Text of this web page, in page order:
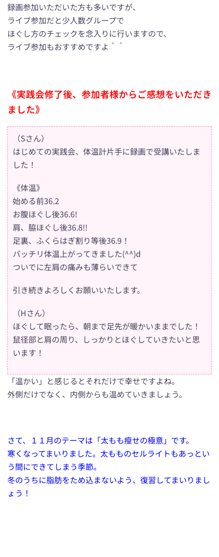
録画参加いただいた方も多いですが、
ライブ参加だと少人数グループで
ほぐし方のチェックを念入りに行いますので、
ライブ参加もおすすめですよ＾＾
《実践会修了後、参加者様からご感想をいただき
ました》
（Sさん）
はじめての実践会、体温計片手に録画で受講いたしま
した！
《体温》
始める前36.2
お腹ほぐし後36.6!
肩、脇ほぐし後36.8!!
足裏、ふくらはぎ割り等後36.9！
バッチリ体温上がってきました(^^)d
ついでに左肩の痛みも薄らいできて
引き続きよろしくお願いいたします。
（Hさん）
ほぐして眠ったら、朝まで足先が暖かいままでした！
鼠径部と肩の周り、しっかりとほぐしていきたいと思
います！
「温かい」と感じるとそれだけで幸せですよね。
外側だけでなく、内側からも温めていきましょう。
さて、１１月のテーマは「太もも瘦せの極意」です。
寒くなってまいりました。太もものセルライトもあっとい
う間にできてしまう季節。
冬のうちに脂肪をため込まないよう、復習してまいりまし
ょう！